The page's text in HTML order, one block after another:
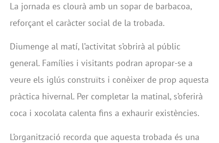
La jornada es clourà amb un sopar de barbacoa,
reforçant el caràcter social de la trobada.
Diumenge al matí, l’activitat s’obrirà al públic
general. Famílies i visitants podran apropar-se a
veure els iglús construïts i conèixer de prop aquesta
pràctica hivernal. Per completar la matinal, s’oferirà
coca i xocolata calenta fins a exhaurir existències.
L’organització recorda que aquesta trobada és una